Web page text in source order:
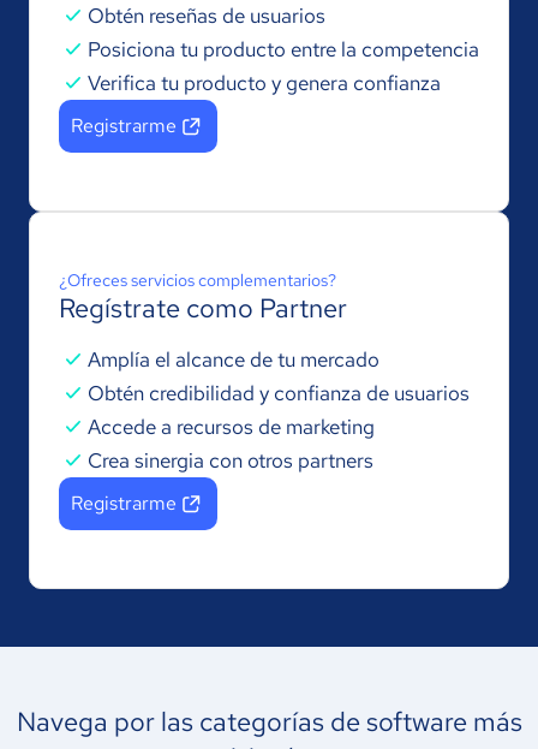
Obtén reseñas de usuarios
Posiciona tu producto entre la competencia
Verifica tu producto y genera confianza
Registrarme
¿Ofreces servicios complementarios?
Regístrate como Partner
Amplía el alcance de tu mercado
Obtén credibilidad y confianza de usuarios
Accede a recursos de marketing
Crea sinergia con otros partners
Registrarme
Navega por las categorías de software más